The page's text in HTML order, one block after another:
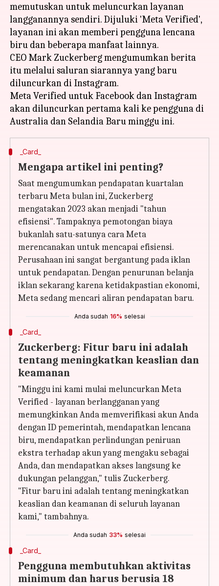
memutuskan untuk meluncurkan layanan
langganannya sendiri. Dijuluki 'Meta Verified',
layanan ini akan memberi pengguna lencana
biru dan beberapa manfaat lainnya.
CEO Mark Zuckerberg mengumumkan berita
itu melalui saluran siarannya yang baru
diluncurkan di Instagram.
Meta Verified untuk Facebook dan Instagram
akan diluncurkan pertama kali ke pengguna di
_Card_
Mengapa artikel ini penting?
Saat mengumumkan pendapatan kuartalan
terbaru Meta bulan ini, Zuckerberg
mengatakan 2023 akan menjadi "tahun
efisiensi". Tampaknya pemotongan biaya
bukanlah satu-satunya cara Meta
merencanakan untuk mencapai efisiensi.
Perusahaan ini sangat bergantung pada iklan
untuk pendapatan. Dengan penurunan belanja
iklan sekarang karena ketidakpastian ekonomi,
Meta sedang mencari aliran pendapatan baru.
Anda sudah 16% selesai
_Card_
Zuckerberg: Fitur baru ini adalah
tentang meningkatkan keaslian dan
keamanan
"Minggu ini kami mulai meluncurkan Meta
Verified - layanan berlangganan yang
memungkinkan Anda memverifikasi akun Anda
dengan ID pemerintah, mendapatkan lencana
biru, mendapatkan perlindungan peniruan
ekstra terhadap akun yang mengaku sebagai
Anda, dan mendapatkan akses langsung ke
dukungan pelanggan," tulis Zuckerberg.
"Fitur baru ini adalah tentang meningkatkan
keaslian dan keamanan di seluruh layanan
kami," tambahnya.
Anda sudah 33% selesai
_Card_
Pengguna membutuhkan aktivitas
minimum dan harus berusia 18